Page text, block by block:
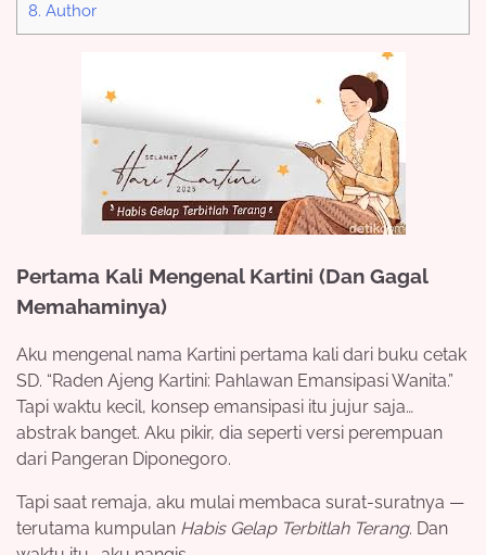
8. Author
Pertama Kali Mengenal Kartini (Dan Gagal
Memahaminya)
Aku mengenal nama Kartini pertama kali dari buku cetak
SD. “Raden Ajeng Kartini: Pahlawan Emansipasi Wanita.”
Tapi waktu kecil, konsep emansipasi itu jujur saja…
abstrak banget. Aku pikir, dia seperti versi perempuan
dari Pangeran Diponegoro.
Tapi saat remaja, aku mulai membaca surat-suratnya —
terutama kumpulan Habis Gelap Terbitlah Terang. Dan